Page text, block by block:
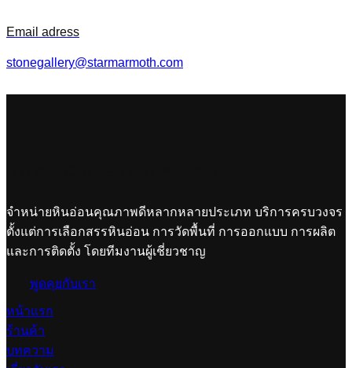
Email adress
stonegallery@starmarmoth.com
จำหน่ายหินอ่อนคุณภาพดีหลากหลายประเภท บริการครบวงจร
ตั้งแต่การเลือกสรรหินอ่อน การวัดพื้นที่ การออกแบบ การผลิต
และการติดตั้ง โดยทีมงานผู้เชี่ยวชาญ
พูดคุยกับเรา
หน้าแรก
ร้านค้า
บทความ